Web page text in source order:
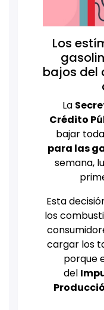
Los
bajos del
La
Crédito
bajar
para las
semana,
Esta
los
cargar los
porque
del